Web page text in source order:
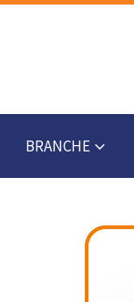
BRANCHE